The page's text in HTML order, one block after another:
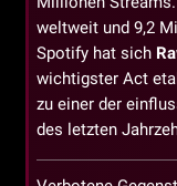
weltweit und 9,2
Spotify hat sich
wichtigster Act
zu einer der
des letzten